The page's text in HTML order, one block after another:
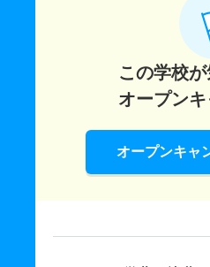
この学校
オープンキ
オープンキャ